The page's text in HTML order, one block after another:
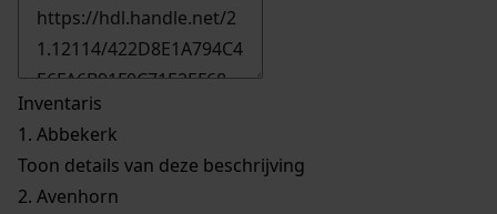
Inventaris
1. Abbekerk
Toon details van deze beschrijving
2. Avenhorn